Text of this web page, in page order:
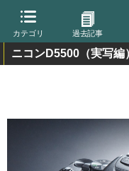
カテゴリ 過去記事
ニコンD5500（実写編